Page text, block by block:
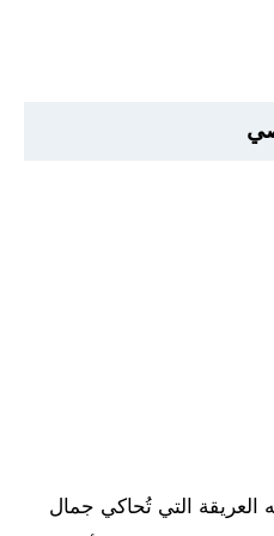
العريقة التي تُحاكي جمال